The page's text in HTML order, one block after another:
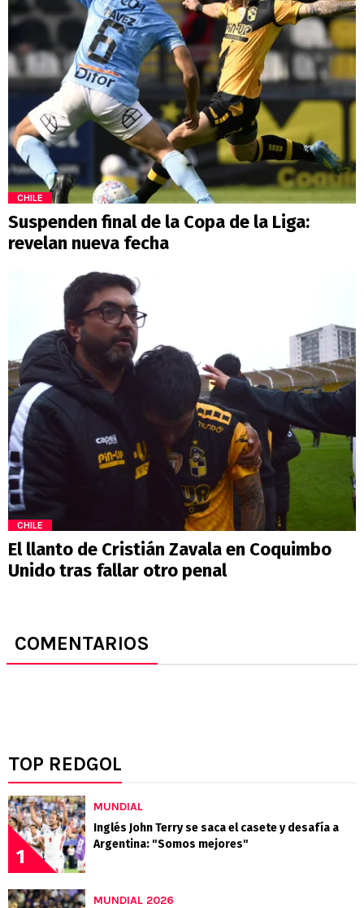
CHILE
Suspenden final de la Copa de la Liga:
revelan nueva fecha
CHILE
El llanto de Cristián Zavala en Coquimbo
Unido tras fallar otro penal
COMENTARIOS
TOP REDGOL
1
MUNDIAL
Inglés John Terry se saca el casete y desafía a
Argentina: "Somos mejores"
MUNDIAL 2026